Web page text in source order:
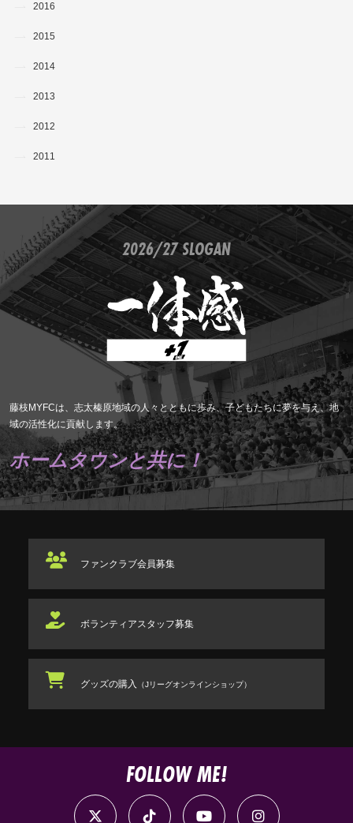
2016
2015
2014
2013
2012
2011
2026/27 SLOGAN
藤枝MYFCは、志太榛原地域の人々とともに歩み、子どもたちに夢を与え、地
域の活性化に貢献します。
ホームタウンと共に！
ファンクラブ会員募集
ボランティアスタッフ募集
グッズの購入 （Jリーグオンラインショップ）
FOLLOW ME!